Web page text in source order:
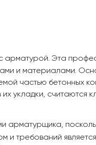
Эта
и материалами.
частью бетонных
укладки, считаются
арматурщика,
и требований